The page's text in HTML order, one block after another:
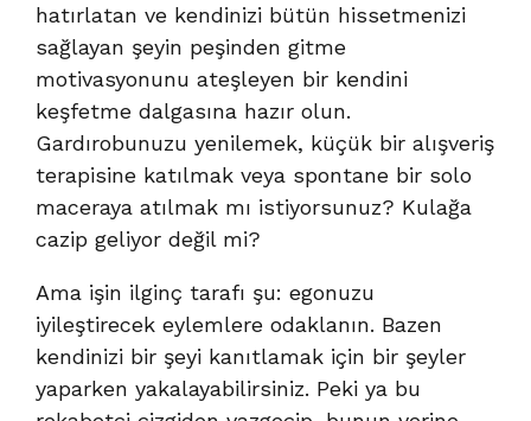
hatırlatan ve kendinizi bütün hissetmenizi
sağlayan şeyin peşinden gitme
motivasyonunu ateşleyen bir kendini
keşfetme dalgasına hazır olun.
Gardırobunuzu yenilemek, küçük bir alışveriş
terapisine katılmak veya spontane bir solo
maceraya atılmak mı istiyorsunuz? Kulağa
cazip geliyor değil mi?
Ama işin ilginç tarafı şu: egonuzu
iyileştirecek eylemlere odaklanın. Bazen
kendinizi bir şeyi kanıtlamak için bir şeyler
yaparken yakalayabilirsiniz. Peki ya bu